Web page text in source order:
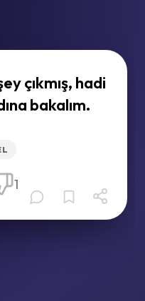
çıkmış, hadi
bakalım.
1